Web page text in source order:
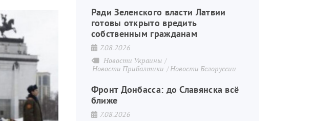
Ради Зеленского власти Латвии
готовы открыто вредить
собственным гражданам
7.08.2026
Новости Украины
Новости Прибалтики
Новости Белоруссии
Фронт Донбасса: до Славянска всё
ближе
7.08.2026